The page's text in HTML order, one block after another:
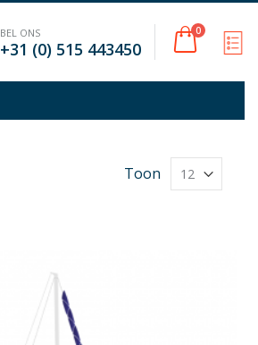
Cart
0
BEL ONS
+31 (0) 515 443450
Toon